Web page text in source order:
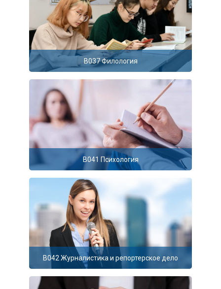
B037 Филология
В041 Психология
B042 Журналистика и репортерское дело